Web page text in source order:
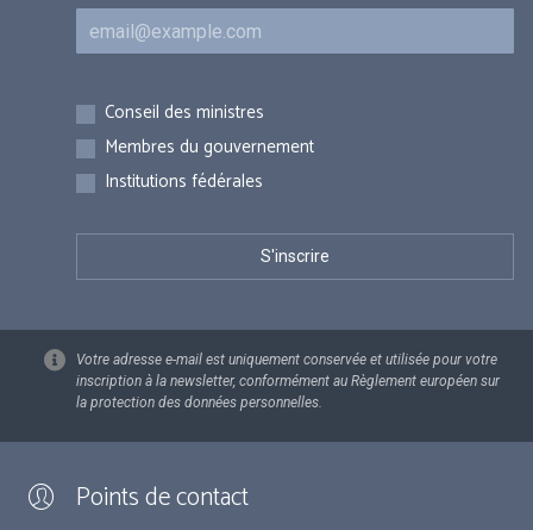
Courriel
Inscriptions
Conseil des ministres
Membres du gouvernement
Institutions fédérales
Votre adresse e-mail est uniquement conservée et utilisée pour votre
inscription à la newsletter, conformément au Règlement européen sur
la protection des données personnelles.
Points de contact